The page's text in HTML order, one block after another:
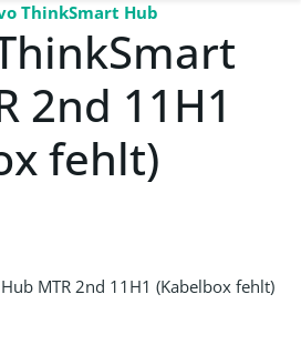
ThinkSmart Hub
2nd 11H1
fehlt)